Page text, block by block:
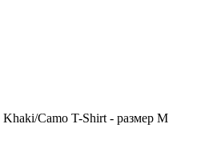
Camo T-Shirt - размер M